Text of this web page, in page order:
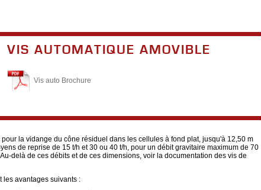
VIS AUTOMATIQUE AMOVIBLE
Vis auto Brochure
la vidange du cône résiduel dans les cellules à fond plat, jusqu'à 12,50 m
de reprise de 15 t/h et 30 ou 40 t/h, pour un débit gravitaire maximum de 70
delà de ces débits et de ces dimensions, voir la documentation des vis de
les avantages suivants :